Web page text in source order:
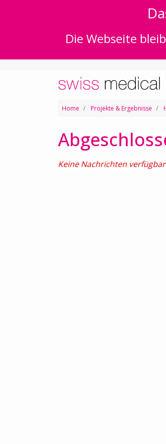
Die Webseite
Home Projekte & Ergebnisse
Keine Nachrichten